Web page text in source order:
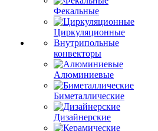
Фекальные
Циркуляционные
Внутрипольные
конвекторы
Алюминиевые
Биметаллические
Дизайнерские